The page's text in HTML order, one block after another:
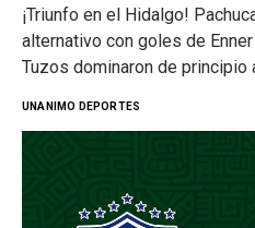
¡Triunfo en el Hidalgo!
alternativo con goles de
Tuzos dominaron de principio
UNANIMO DEPORTES